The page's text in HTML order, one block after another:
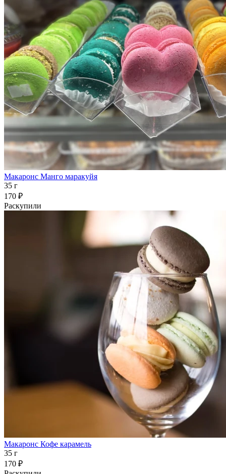
Макаронс Манго маракуйя
35 г
170 ₽
Раскупили
Макаронс Кофе карамель
35 г
170 ₽